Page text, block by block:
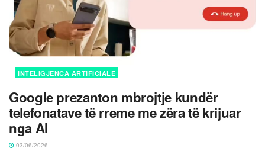
INTELIGJENCA ARTIFICIALE
Google prezanton mbrojtje kundër
telefonatave të rreme me zëra të krijuar
nga AI
03/06/2026